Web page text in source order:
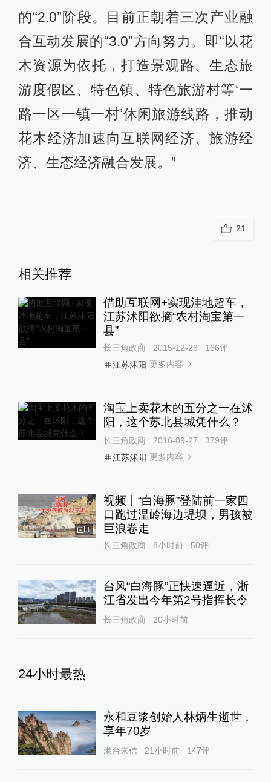
的“2.0”阶段。目前正朝着三次产业融
合互动发展的“3.0”方向努力。即“以花
木资源为依托，打造景观路、生态旅
游度假区、特色镇、特色旅游村等‘一
路一区一镇一村’休闲旅游线路，推动
花木经济加速向互联网经济、旅游经
济、生态经济融合发展。”
21
相关推荐
借助互联网+实现洼地超车，
江苏沭阳欲摘“农村淘宝第一
县”
长三角政商 2015-12-26 166评
江苏沭阳 更多内容
淘宝上卖花木的五分之一在沭
阳，这个苏北县城凭什么？
长三角政商 2016-09-27 379评
江苏沭阳 更多内容
1
视频丨“白海豚”登陆前一家四
口跑过温岭海边堤坝，男孩被
巨浪卷走
长三角政商 8小时前 50评
台风“白海豚”正快速逼近，浙
江省发出今年第2号指挥长令
长三角政商 20小时前
24小时最热
永和豆浆创始人林炳生逝世，
享年70岁
港台来信 21小时前 147评